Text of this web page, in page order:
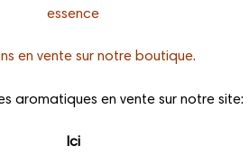
essence
en vente sur notre boutique.
aromatiques en vente sur notre site:
Ici